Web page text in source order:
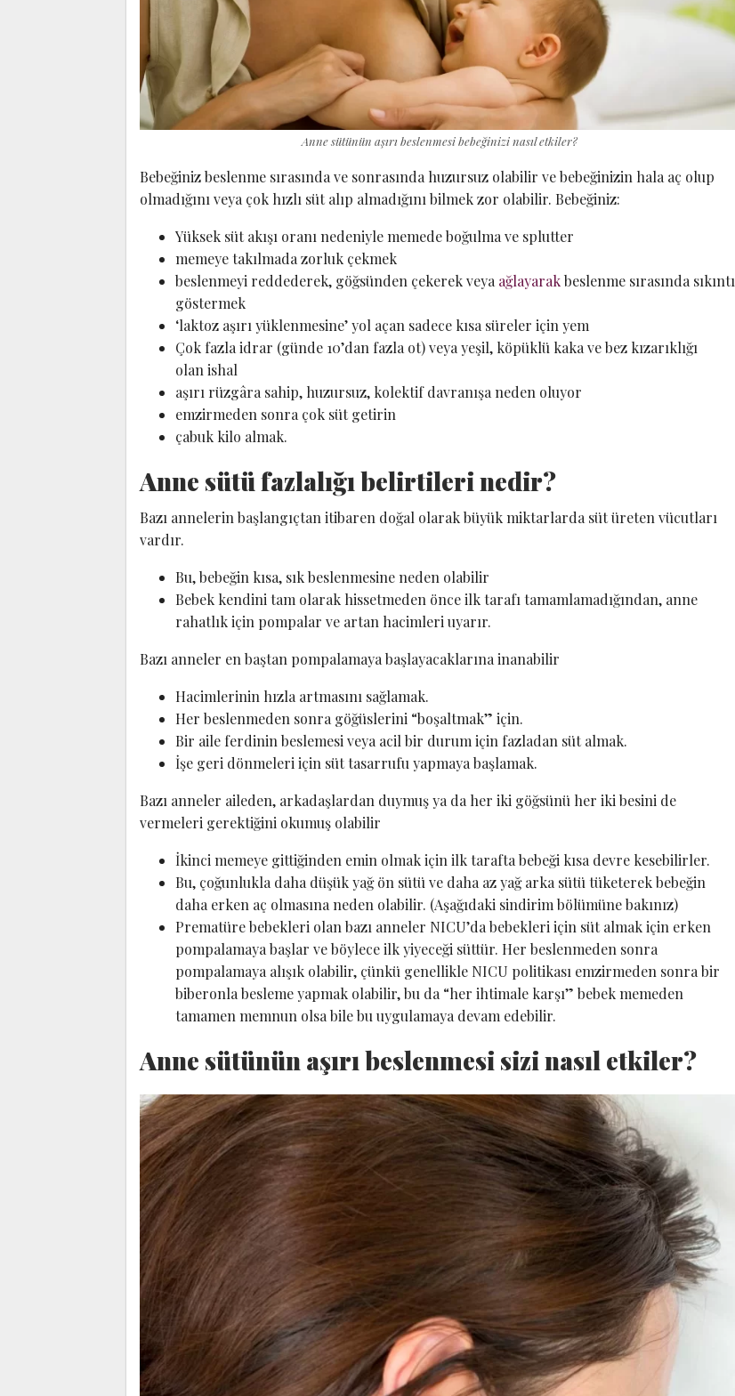
Anne sütünün aşırı beslenmesi bebeğinizi nasıl etkiler?
Bebeğiniz beslenme sırasında ve sonrasında huzursuz olabilir ve bebeğinizin hala aç olup
olmadığını veya çok hızlı süt alıp almadığını bilmek zor olabilir. Bebeğiniz:
Yüksek süt akışı oranı nedeniyle memede boğulma ve splutter
memeye takılmada zorluk çekmek
beslenmeyi reddederek, göğsünden çekerek veya ağlayarakbeslenme sırasında sıkıntı
göstermek
‘laktoz aşırı yüklenmesine’ yol açan sadece kısa süreler için yem
Çok fazla idrar (günde 10’dan fazla ot) veya yeşil, köpüklü kaka ve bez kızarıklığı
olan ishal
aşırı rüzgâra sahip, huzursuz, kolektif davranışa neden oluyor
emzirmeden sonra çok süt getirin
çabuk kilo almak.
Anne sütü fazlalığı belirtileri nedir?
Bazı annelerin başlangıçtan itibaren doğal olarak büyük miktarlarda süt üreten vücutları
vardır.
Bu, bebeğin kısa, sık beslenmesine neden olabilir
Bebek kendini tam olarak hissetmeden önce ilk tarafı tamamlamadığından, anne
rahatlık için pompalar ve artan hacimleri uyarır.
Bazı anneler en baştan pompalamaya başlayacaklarına inanabilir
Hacimlerinin hızla artmasını sağlamak.
Her beslenmeden sonra göğüslerini “boşaltmak” için.
Bir aile ferdinin beslemesi veya acil bir durum için fazladan süt almak.
İşe geri dönmeleri için süt tasarrufu yapmaya başlamak.
Bazı anneler aileden, arkadaşlardan duymuş ya da her iki göğsünü her iki besini de
vermeleri gerektiğini okumuş olabilir
İkinci memeye gittiğinden emin olmak için ilk tarafta bebeği kısa devre kesebilirler.
Bu, çoğunlukla daha düşük yağ ön sütü ve daha az yağ arka sütü tüketerek bebeğin
daha erken aç olmasına neden olabilir. (Aşağıdaki sindirim bölümüne bakınız)
Prematüre bebekleri olan bazı anneler NICU’da bebekleri için süt almak için erken
pompalamaya başlar ve böylece ilk yiyeceği süttür. Her beslenmeden sonra
pompalamaya alışık olabilir, çünkü genellikle NICU politikası emzirmeden sonra bir
biberonla besleme yapmak olabilir, bu da “her ihtimale karşı” bebek memeden
tamamen memnun olsa bile bu uygulamaya devam edebilir.
Anne sütünün aşırı beslenmesi sizi nasıl etkiler?